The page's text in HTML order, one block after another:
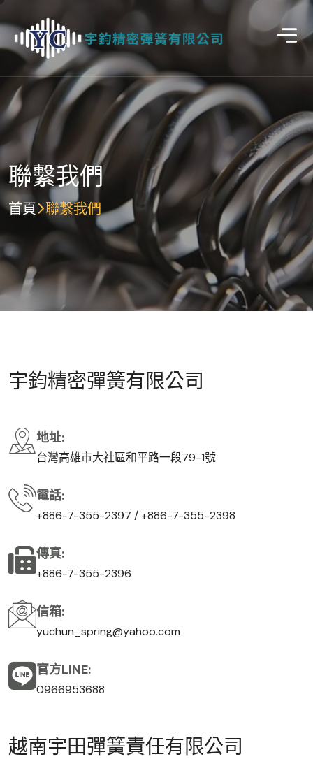
聯繫我們
首頁 聯繫我們
宇鈞精密彈簧有限公司
地址:
台灣高雄市大社區和平路一段79-1號
電話:
+886-7-355-2397 / +886-7-355-2398
傳真:
+886-7-355-2396
信箱:
yuchun_spring@yahoo.com
官方LINE:
0966953688
越南宇田彈簧責任有限公司